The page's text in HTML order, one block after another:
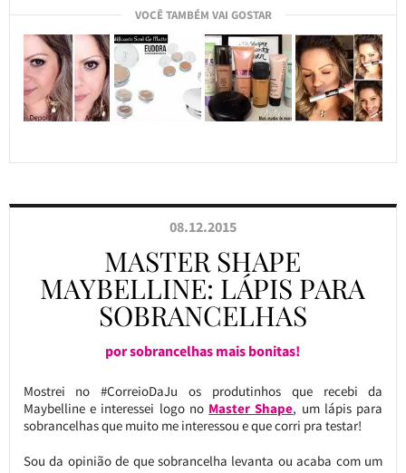
VOCÊ TAMBÉM VAI GOSTAR
08.12.2015
MASTER SHAPE
MAYBELLINE: LÁPIS PARA
SOBRANCELHAS
por sobrancelhas mais bonitas!
Mostrei no #CorreioDaJu os produtinhos que recebi da
Maybelline e interessei logo no Master Shape, um lápis para
sobrancelhas que muito me interessou e que corri pra testar!
Sou da opinião de que sobrancelha levanta ou acaba com um